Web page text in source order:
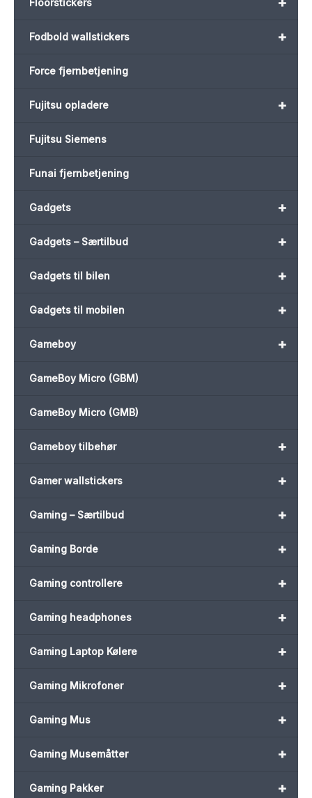
Floorstickers
+
Fodbold wallstickers
Force fjernbetjening
+
Fujitsu opladere
Fujitsu Siemens
Funai fjernbetjening
+
Gadgets
+
Gadgets – Særtilbud
+
Gadgets til bilen
+
Gadgets til mobilen
+
Gameboy
GameBoy Micro (GBM)
GameBoy Micro (GMB)
+
Gameboy tilbehør
+
Gamer wallstickers
+
Gaming – Særtilbud
+
Gaming Borde
+
Gaming controllere
+
Gaming headphones
+
Gaming Laptop Kølere
+
Gaming Mikrofoner
+
Gaming Mus
+
Gaming Musemåtter
+
Gaming Pakker